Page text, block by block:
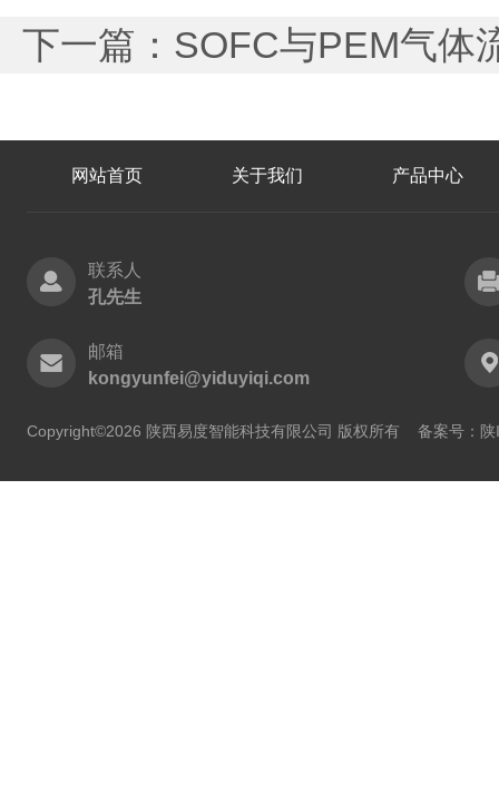
下一篇： SOFC与PEM气体
网站首页 关于我们 产品中心
联系人
孔先生
邮箱
kongyunfei@yiduyiqi.com
Copyright©2026 陕西易度智能科技有限公司 版权所有 备案号：